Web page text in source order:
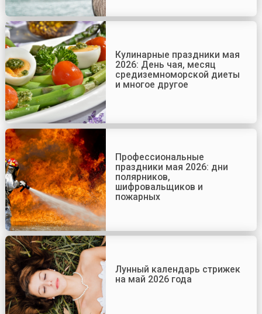
Кулинарные праздники мая
2026: День чая, месяц
средиземноморской диеты
и многое другое
Профессиональные
праздники мая 2026: дни
полярников,
шифровальщиков и
пожарных
Лунный календарь стрижек
на май 2026 года